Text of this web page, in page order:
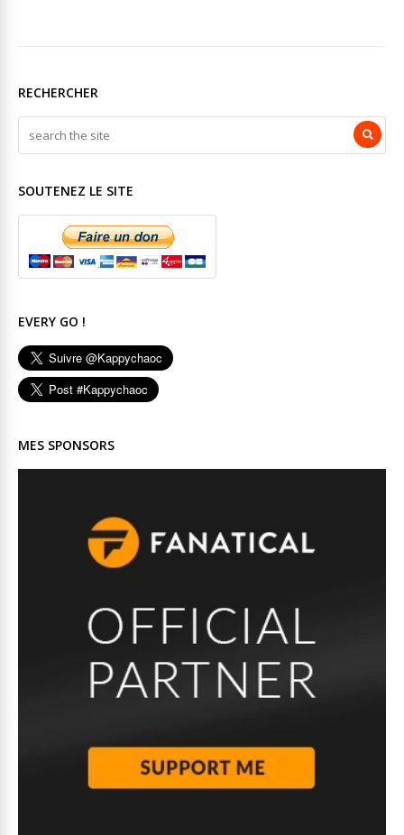
RECHERCHER
SOUTENEZ LE SITE
EVERY GO !
MES SPONSORS